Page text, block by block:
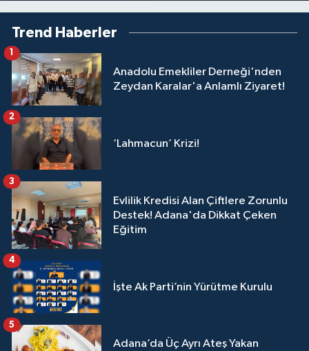
Trend Haberler
Anadolu Emekliler Derneği'nden
Zeydan Karalar'a Anlamlı Ziyaret!
1
‘Lahmacun’ Krizi!
2
Evlilik Kredisi Alan Çiftlere Zorunlu
Destek! Adana'da Dikkat Çeken
Eğitim
3
İşte Ak Parti’nin Yürütme Kurulu
4
Adana’da Üç Ayrı Ateş Yakan
5